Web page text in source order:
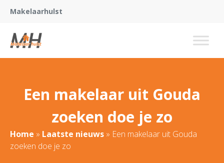
Makelaarhulst
Een makelaar uit Gouda
zoeken doe je zo
Home » Laatste nieuws » Een makelaar uit Gouda
zoeken doe je zo